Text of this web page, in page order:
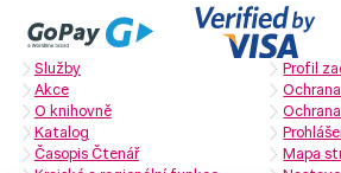
Služby
Akce
O knihovně
Katalog
Časopis Čtenář
Profil
Mapa